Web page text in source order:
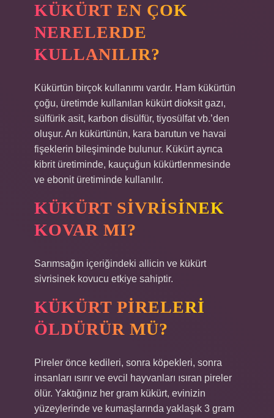
KÜKÜRT EN ÇOK
NERELERDE
KULLANILIR?
Kükürtün birçok kullanımı vardır. Ham kükürtün
çoğu, üretimde kullanılan kükürt dioksit gazı,
sülfürik asit, karbon disülfür, tiyosülfat vb.’den
oluşur. Arı kükürtünün, kara barutun ve havai
fişeklerin bileşiminde bulunur. Kükürt ayrıca
kibrit üretiminde, kauçuğun kükürtlenmesinde
ve ebonit üretiminde kullanılır.
KÜKÜRT SIVRISINEK
KOVAR MI?
Sarımsağın içeriğindeki allicin ve kükürt
sivrisinek kovucu etkiye sahiptir.
KÜKÜRT PIRELERI
ÖLDÜRÜR MÜ?
Pireler önce kedileri, sonra köpekleri, sonra
insanları ısırır ve evcil hayvanları ısıran pireler
ölür. Yaktığınız her gram kükürt, evinizin
yüzeylerinde ve kumaşlarında yaklaşık 3 gram